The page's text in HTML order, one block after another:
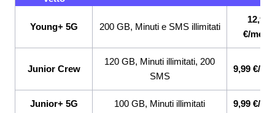
Young+ 5G 200 GB, Minuti e SMS illimitati
12,99
€/mese
Junior Crew
120 GB, Minuti illimitati, 200
SMS
9,99 €/
Junior+ 5G 100 GB, Minuti illimitati 9,99 €/